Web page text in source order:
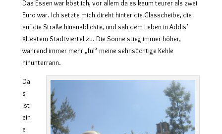
Das Essen war köstlich, vor allem da es kaum teurer als zwei
Euro war. Ich setzte mich direkt hinter die Glasscheibe, die
auf die Straße hinausblickte, und sah dem Leben in Addis’
ältestem Stadtviertel zu. Die Sonne stieg immer höher,
während immer mehr „ful“ meine sehnsüchtige Kehle
hinunterrann.
Da
s
ist
ein
e